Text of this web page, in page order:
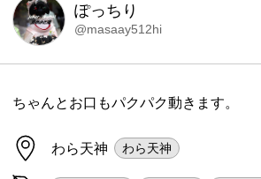
ぽっちり
@masaay512hi
ちゃんとお口もパクパク動きます。
わら天神 わら天神